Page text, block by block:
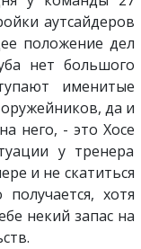
аутсайдеров
положение дел
нет большого
именитые
да и
него, - это Хосе
у тренера
и не скатиться
хотя
некий запас на